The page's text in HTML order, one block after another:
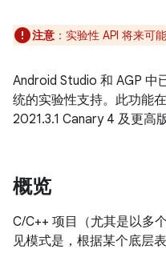
注意 ： 实验性 API 将来可
Android Studio 和 AGP 中
统的实验性支持。此功能
2021.3.1 Canary 4 及更高
概览
C/C++ 项目（尤其是以多
见模式是，根据某个底层